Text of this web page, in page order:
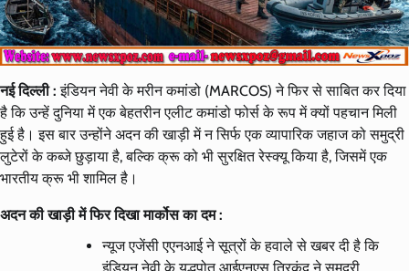
नई दिल्ली :इंडियन नेवी के मरीन कमांडो (MARCOS) ने फिर से साबित कर दिया
है कि उन्हें दुनिया में एक बेहतरीन एलीट कमांडो फोर्स के रूप में क्यों पहचान मिली
हुई है। इस बार उन्होंने अदन की खाड़ी में न सिर्फ एक व्यापारिक जहाज को समुद्री
लुटेरों के कब्जे छुड़ाया है, बल्कि क्रू को भी सुरक्षित रेस्क्यू किया है, जिसमें एक
भारतीय क्रू भी शामिल है।
अदन की खाड़ी में फिर दिखा मार्कोस का दम :
न्यूज एजेंसी एएनआई ने सूत्रों के हवाले से खबर दी है कि